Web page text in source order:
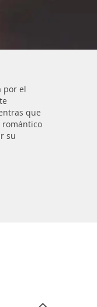
por el
que
romántico
su